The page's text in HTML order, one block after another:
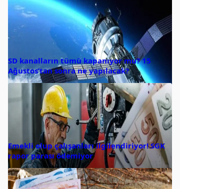
SD kanalların tümü kapanıyor mu? 15
Ağustos’tan sonra ne yapılacak?
Emekli olup çalışanları ilgilendiriyor! SGK
rapor parası ödemiyor